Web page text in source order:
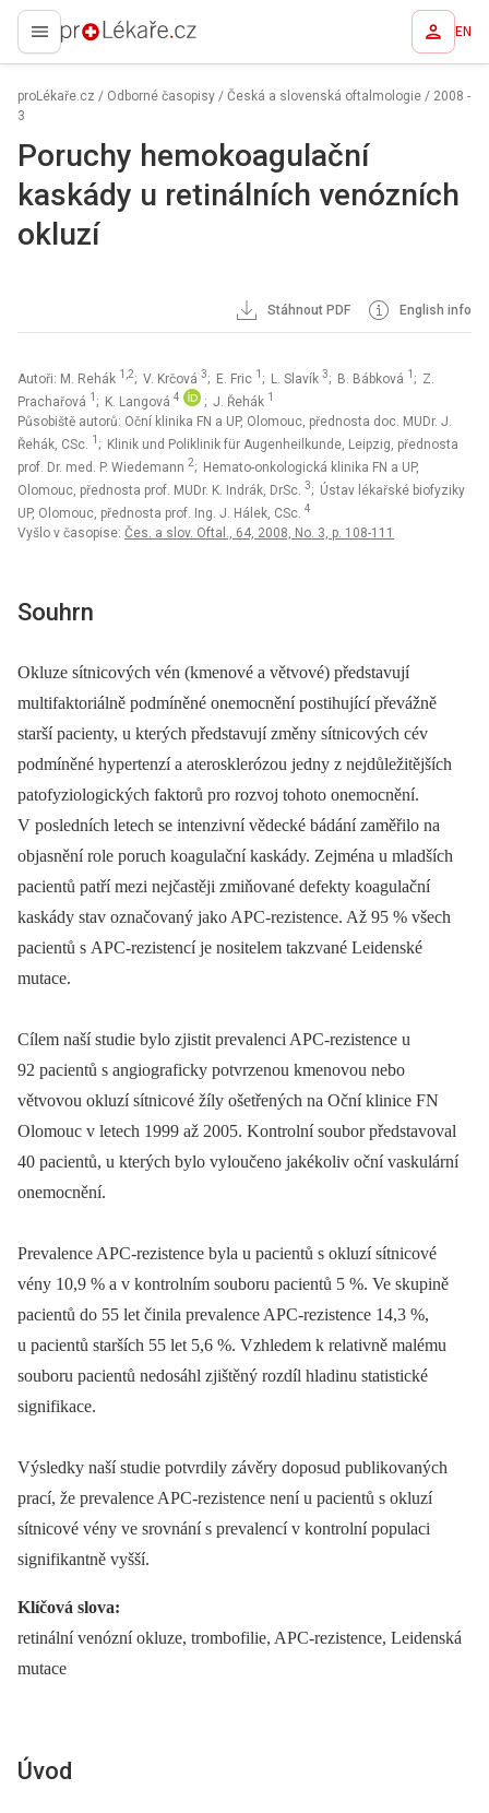
proLékaře.cz EN
proLékaře.cz / Odborné časopisy / Česká a slovenská oftalmologie / 2008 -
3
Poruchy hemokoagulační
kaskády u retinálních venózních
okluzí
Stáhnout PDF English info
Autoři: M. Rehák 1,2; V. Krčová 3; E. Fric 1 ; L. Slavík 3; B. Bábková 1 ; Z.
Prachařová 1 ; K. Langová 4 ; J. Řehák 1
Působiště autorů: Oční klinika FN a UP, Olomouc, přednosta doc. MUDr. J.
Řehák, CSc. 1 ; Klinik und Poliklinik für Augenheilkunde, Leipzig, přednosta
prof. Dr. med. P. Wiedemann 2; Hemato-onkologická klinika FN a UP,
Olomouc, přednosta prof. MUDr. K. Indrák, DrSc. 3; Ústav lékařské biofyziky
UP, Olomouc, přednosta prof. Ing. J. Hálek, CSc. 4
Vyšlo v časopise: Čes. a slov. Oftal., 64, 2008, No. 3, p. 108-111
Souhrn
Okluze sítnicových vén (kmenové a větvové) představují
multifaktoriálně podmíněné onemocnění postihující převážně
starší pacienty, u kterých představují změny sítnicových cév
podmíněné hypertenzí a aterosklerózou jedny z nejdůležitějších
patofyziologických faktorů pro rozvoj tohoto onemocnění.
V posledních letech se intenzivní vědecké bádání zaměřilo na
objasnění role poruch koagulační kaskády. Zejména u mladších
pacientů patří mezi nejčastěji zmiňované defekty koagulační
kaskády stav označovaný jako APC-rezistence. Až 95 % všech
pacientů s APC-rezistencí je nositelem takzvané Leidenské
mutace.
Cílem naší studie bylo zjistit prevalenci APC-rezistence u
92 pacientů s angiograficky potvrzenou kmenovou nebo
větvovou okluzí sítnicové žíly ošetřených na Oční klinice FN
Olomouc v letech 1999 až 2005. Kontrolní soubor představoval
40 pacientů, u kterých bylo vyloučeno jakékoliv oční vaskulární
onemocnění.
Prevalence APC-rezistence byla u pacientů s okluzí sítnicové
vény 10,9 % a v kontrolním souboru pacientů 5 %. Ve skupině
pacientů do 55 let činila prevalence APC-rezistence 14,3 %,
u pacientů starších 55 let 5,6 %. Vzhledem k relativně malému
souboru pacientů nedosáhl zjištěný rozdíl hladinu statistické
signifikace.
Výsledky naší studie potvrdily závěry doposud publikovaných
prací, že prevalence APC-rezistence není u pacientů s okluzí
sítnicové vény ve srovnání s prevalencí v kontrolní populaci
signifikantně vyšší.
Klíčová slova:
retinální venózní okluze, trombofilie, APC-rezistence, Leidenská
mutace
Úvod